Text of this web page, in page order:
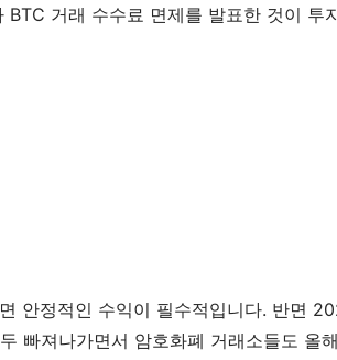
거래 수수료 면제를 발표한 것이 투
안정적인 수익이 필수적입니다. 반면
빠져나가면서 암호화폐 거래소들도 올